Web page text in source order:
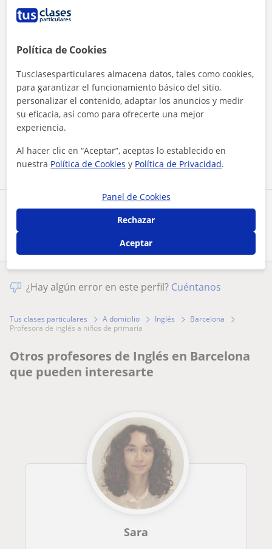
Comparte a este profesor
Al hacer clic, aceptas nuestroaviso legal y de privacidad
Contactar ahora
¿Hay algún error en este perfil? Cuéntanos
Tus clases particulares A domicilio Inglés
Barcelona
profesora de inglés a niños de primaria
Otros profesores de Inglés en Barcelona
que pueden interesarte
Sara
Política de Cookies
Tusclasesparticulares almacena datos, tales como cookies,
para garantizar el funcionamiento básico del sitio,
personalizar el contenido, adaptar los anuncios y medir
su eficacia, así como para ofrecerte una mejor
experiencia.
Al hacer clic en “Aceptar”, aceptas lo establecido en
nuestra Política de Cookies y Política de Privacidad.
Panel de Cookies
Rechazar
Aceptar